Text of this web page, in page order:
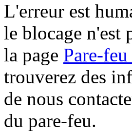
L'erreur est
le blocage n'est
la page Pare-
trouverez des
de nous
du pare-feu.